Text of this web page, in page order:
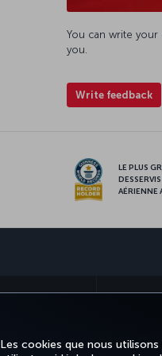
Les cookies que nous
You can write
you.
Write feedback
LE PLUS
AÉRIENNE